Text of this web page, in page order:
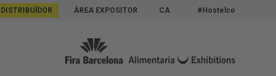
ÀREA EXPOSITOR CA #Hostelco